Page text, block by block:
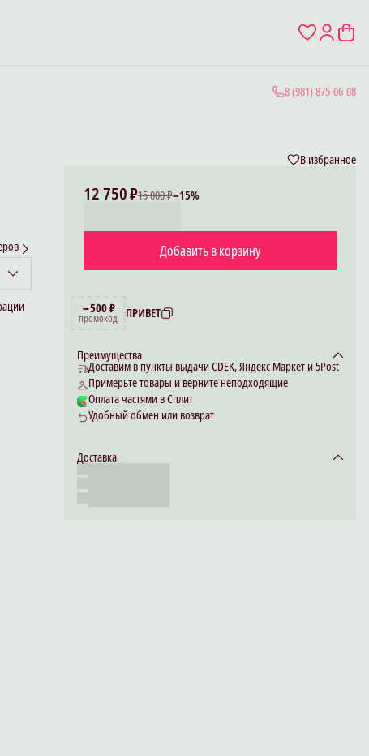
8 (981) 875-06-08
В избранное
12 750 ₽15 000 ₽−15%
Добавить в корзину
−500 ₽
промокод ПРИВЕТ
Преимущества
Доставим в пункты выдачи CDEK, Яндекс Маркет и 5Post
Примерьте товары и верните неподходящие
Оплата частями в Сплит
Удобный обмен или возврат
Доставка